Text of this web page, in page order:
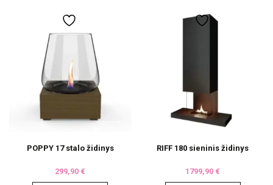
POPPY 17 stalo židinys
299,90 €
RIFF 180 sieninis židinys
1799,90 €